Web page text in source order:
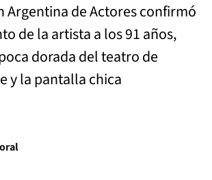
Argentina de Actores confirmó
de la artista a los 91 años,
dorada del teatro de
y la pantalla chica